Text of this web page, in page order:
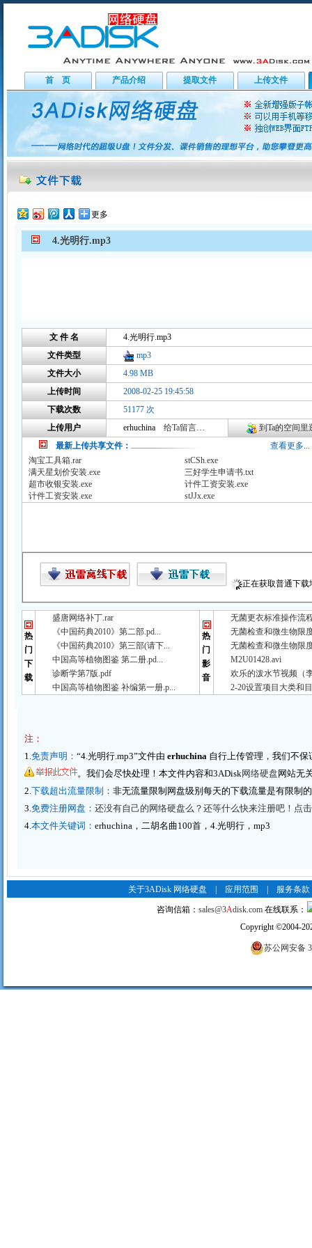
首 页 产品介绍 提取文件 上传文件
更多
4.光明行.mp3
文 件 名
4.光明行.mp3
文件类型
mp3
文件大小
4.98 MB
上传时间
2008-02-25 19:45:58
下载次数
51177 次
上传用户
erhuchina 给Ta留言咨询
到Ta的空间里
最新上传共享文件：
查看更多...
淘宝工具箱.rar
stCSh.exe
满天星划价安装.exe
三好学生申请书.txt
超市收银安装.exe
计件工资安装.exe
计件工资安装.exe
stJJx.exe
正在获取普通下载
热
门
下
载
盛唐网络补丁.rar
《中国药典2010》第二部.pd...
《中国药典2010》第三部(请下...
中国高等植物图鉴 第二册.pd...
诊断学第7版.pdf
中国高等植物图鉴 补编第一册.p...
热
门
影
音
无菌更衣标准操作流
无菌检查和微生物限
无菌检查和微生物限
M2U01428.avi
欢乐的泼水节视频（
2-20设置项目大类和
注：
1.免责声明：“4.光明行.mp3”文件由erhuchina 自行上传管理，我们不
。我们会尽快处理！本文件内容和3ADisk网络硬盘 网站无
2.下载超出流量限制：非无流量限制网盘级别每天的下载流量是有限制
3.免费注册网盘：还没有自己的网络硬盘么？还等什么快来注册吧！点
4.本文件关键词：erhuchina，二胡名曲100首，4.光明行，mp3
关于3ADisk 网络硬盘 |应用范围 服务条款
咨询信箱：sales@3Adisk.com 在线联系：
Copyright©2004-
苏公网安备